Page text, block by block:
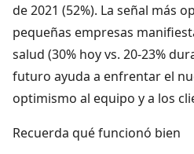
de 2021 (52%). La señal más
pequeñas empresas
salud (30% hoy vs. 20-23%
futuro ayuda a enfrentar el
optimismo al equipo y a los
Recuerda qué funcionó bien